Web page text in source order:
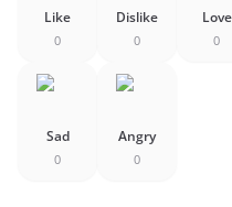
Like
0
Dislike
0
Love
0
Sad
0
Angry
0